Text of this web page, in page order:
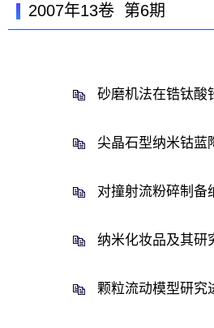
2007年13卷 第6期
砂磨机法在锆钛酸
尖晶石型纳米钴蓝
对撞射流粉碎制备
纳米化妆品及其研
颗粒流动模型研究